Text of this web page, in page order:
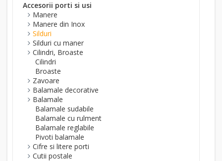
Accesorii porti si usi
Manere
Manere din Inox
Silduri
Silduri cu maner
Cilindri, Broaste
Cilindri
Broaste
Zavoare
Balamale decorative
Balamale
Balamale sudabile
Balamale cu rulment
Balamale reglabile
Pivoti balamale
Cifre si litere porti
Cutii postale